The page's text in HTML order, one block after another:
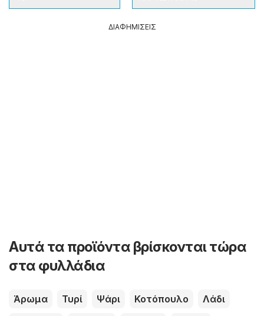
ΔΙΑΦΗΜΙΣΕΙΣ
Αυτά τα προϊόντα βρίσκονται τώρα
στα φυλλάδια
Άρωμα Τυρί Ψάρι Κοτόπουλο
Λάδι